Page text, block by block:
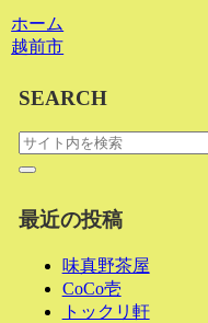
ホーム
越前市
SEARCH
最近の投稿
味真野茶屋
CoCo壱
トックリ軒